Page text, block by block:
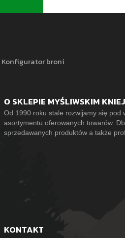
Konfigurator broni
O SKLEPIE MYŚLIWSKIM
Od 1990 roku stale rozwijamy się pod
asortymentu oferowanych towarów.
sprzedawanych produktów a także
KONTAKT